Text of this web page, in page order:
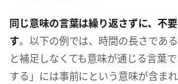
同じ意味の言葉は繰り返さずに、不
す。以下の例では、時間の長さである
と補足しなくても意味が通じる言葉
する」には事前にという意味が含ま